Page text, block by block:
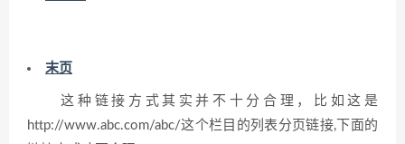
末页
这种链接方式其实并不十分合理，比如这是
http://www.abc.com/abc/这个栏目的列表分页链接,下面的